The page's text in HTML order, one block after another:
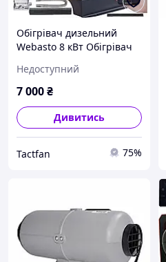
Обігрівач дизельний
Webasto 8 кВт Обігрівач
Автономний дизельний
обігрівач з Bluetooth та
Недоступний
7 000₴
Дивитись
Tactfan 75%